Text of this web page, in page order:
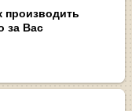
производить
за Вас